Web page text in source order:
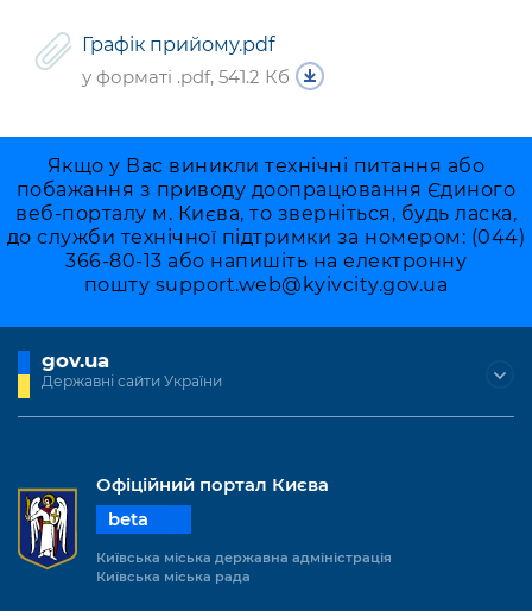
Графік прийому.pdf
у форматі .pdf, 541.2 Кб
Якщо у Вас виникли технічні питання або
побажання з приводу доопрацювання Єдиного
веб-порталу м. Києва, то зверніться, будь ласка,
до служби технічної підтримки за номером: (044)
366-80-13 або напишіть на електронну
пошту support.web@kyivcity.gov.ua
gov.ua
Державні сайти України
Офіційний портал Києва
beta
Київська міська державна адміністрація
Київська міська рада